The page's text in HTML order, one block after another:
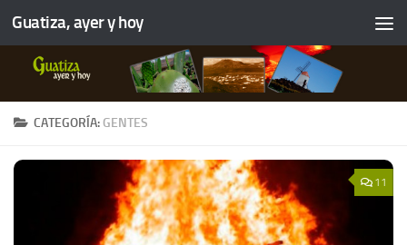
Guatiza, ayer y hoy
CATEGORÍA: GENTES
11